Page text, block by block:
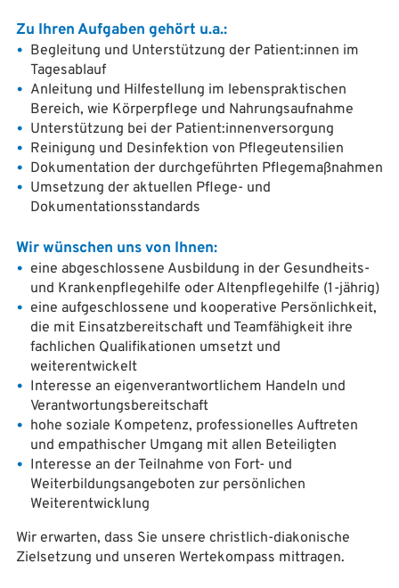
Zu Ihren Aufgaben gehört u.a.:
Begleitung und Unterstützung der Patient:innen im
Tagesablauf
Anleitung und Hilfestellung im lebenspraktischen
Bereich, wie Körperpflege und Nahrungsaufnahme
Unterstützung bei der Patient:innenversorgung
Reinigung und Desinfektion von Pflegeutensilien
Dokumentation der durchgeführten Pflegemaßnahmen
Umsetzung der aktuellen Pflege- und
Dokumentationsstandards
Wir wünschen uns von Ihnen:
eine abgeschlossene Ausbildung in der Gesundheits-
und Krankenpflegehilfe oder Altenpflegehilfe (1-jährig)
eine aufgeschlossene und kooperative Persönlichkeit,
die mit Einsatzbereitschaft und Teamfähigkeit ihre
fachlichen Qualifikationen umsetzt und
weiterentwickelt
Interesse an eigenverantwortlichem Handeln und
Verantwortungsbereitschaft
hohe soziale Kompetenz, professionelles Auftreten
und empathischer Umgang mit allen Beteiligten
Interesse an der Teilnahme von Fort- und
Weiterbildungsangeboten zur persönlichen
Weiterentwicklung
Wir erwarten, dass Sie unsere christlich-diakonische
Zielsetzung und unseren Wertekompass mittragen.